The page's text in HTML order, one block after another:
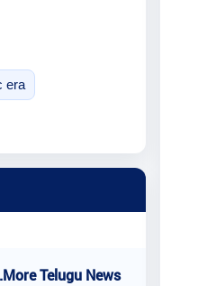
era
Telugu News